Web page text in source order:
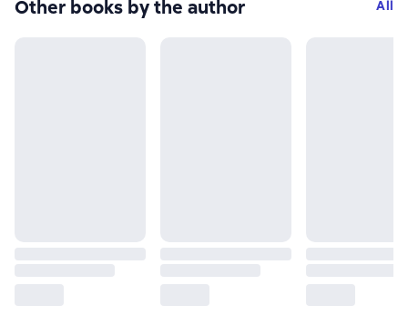
Other books by the author All